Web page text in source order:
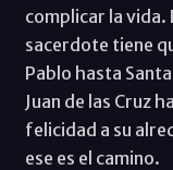
complicar la vida.
sacerdote tiene
Pablo hasta
Juan de las Cruz
felicidad a su
ese es el camino.